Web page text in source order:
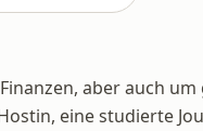
aber auch
eine studierte